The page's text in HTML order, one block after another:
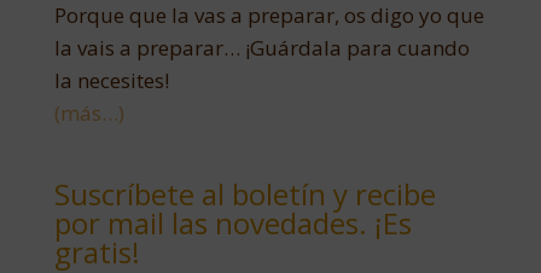
Porque que la vas a preparar, os digo yo que
la vais a preparar… ¡Guárdala para cuando
la necesites!
(más…)
Suscríbete al boletín y recibe
por mail las novedades. ¡Es
gratis!